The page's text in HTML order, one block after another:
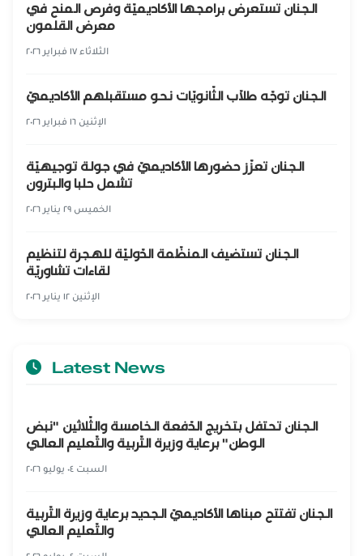
الجنان تستعرض برامجها الأكاديميّة وفرص المنح في
معرض القلمون
الثلاثاء ١٧ فبراير ٢٠٢٦
الجنان توجّه طلاّب الثّانويّات نحو مستقبلهم الأكاديميّ
الإثنين ١٦ فبراير ٢٠٢٦
الجنان تعزّز حضورها الأكاديميّ في جولة توجيهيّة
تشمل حلبا والبترون
الخميس ٢٩ يناير ٢٠٢٦
الجنان تستضيف المنظّمة الدّوليّة للهجرة لتنظيم
لقاءات تشاوريّة
الإثنين ١٢ يناير ٢٠٢٦
Latest News
الجنان تحتفل بتخريج الدّفعة الخامسة والثّلاثين "نبض
الوطن" برعاية وزيرة التّربية والتّعليم العالي
السبت ٠٤ يوليو ٢٠٢٦
الجنان تفتتح مبناها الأكاديميّ الجديد برعاية وزيرة التّربية
والتّعليم العالي